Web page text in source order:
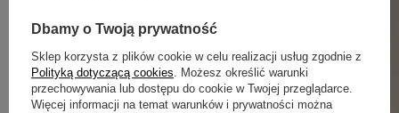
Dbamy o Twoją prywatność
Sklep korzysta z plików cookie w celu realizacji usług zgodnie z
Polityką dotyczącą cookies. Możesz określić warunki
przechowywania lub dostępu do cookie w Twojej przeglądarce.
Więcej informacji na temat warunków i prywatności można